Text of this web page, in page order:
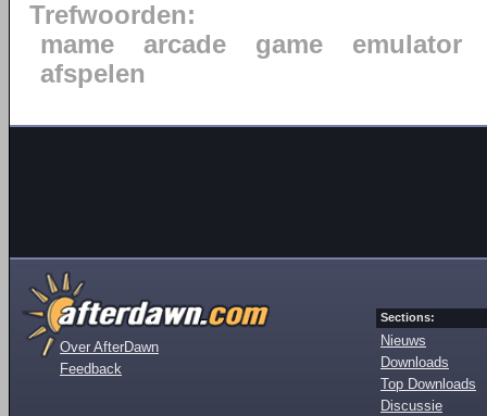
Trefwoorden:
mame
arcade game
emulator
afspelen
Over AfterDawn
Feedback
Sections:
Nieuws
Downloads
Top Downloads
Discussie